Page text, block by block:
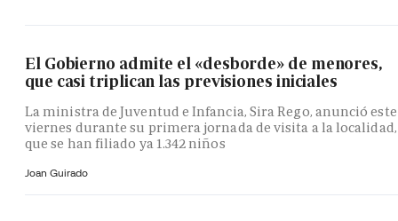
El Gobierno admite el «desborde» de menores,
que casi triplican las previsiones iniciales
La ministra de Juventud e Infancia, Sira Rego, anunció este
viernes durante su primera jornada de visita a la localidad,
que se han filiado ya 1.342 niños
Joan Guirado